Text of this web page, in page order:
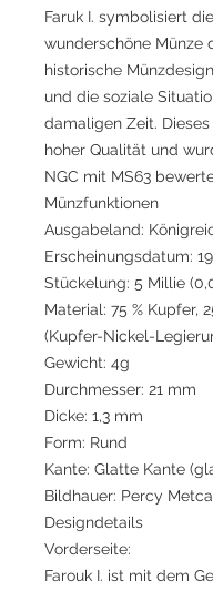
Faruk I. symbolisiert
wunderschöne Münze
historische
und die soziale
damaligen Zeit.
hoher Qualität und
NGC mit MS63
Münzfunktionen
Ausgabeland:
Erscheinungsdatum:
Stückelung: 5 Millie
Material: 75 % Kupfer,
(Kupfer-Nickel-
Gewicht: 4g
Durchmesser: 21 mm
Dicke: 1,3 mm
Form: Rund
Kante: Glatte Kante
Bildhauer: Percy
Designdetails
Vorderseite:
Farouk I. ist mit dem